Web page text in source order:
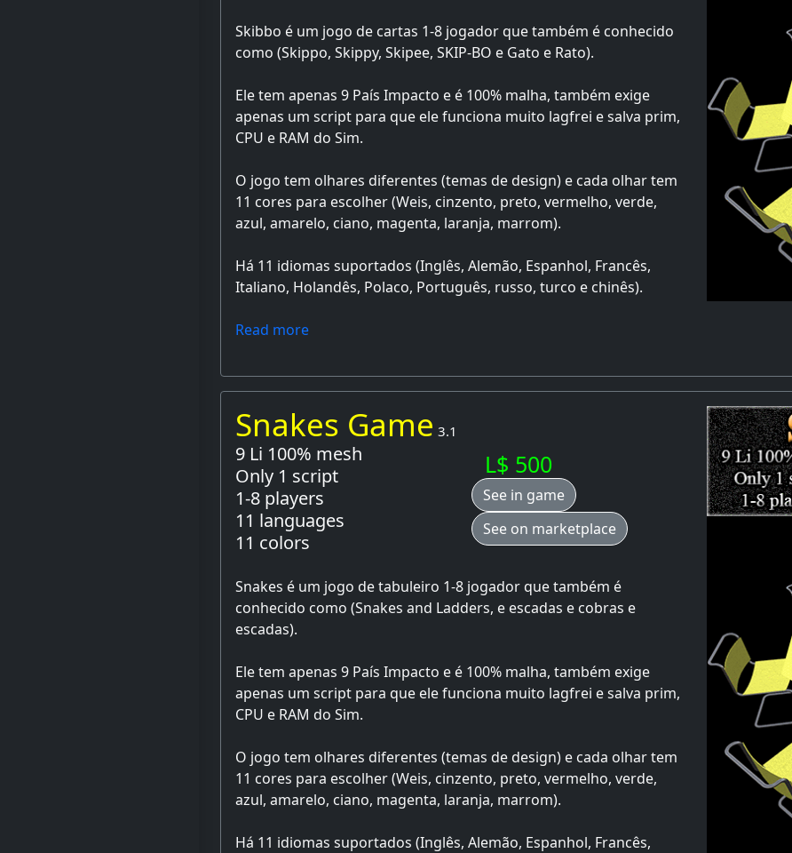
Skibbo é um jogo de cartas 1-8 jogador que também é conhecido
como (Skippo, Skippy, Skipee, SKIP-BO e Gato e Rato).
Ele tem apenas 9 País Impacto e é 100% malha, também exige
apenas um script para que ele funciona muito lagfrei e salva prim,
CPU e RAM do Sim.
O jogo tem olhares diferentes (temas de design) e cada olhar tem
11 cores para escolher (Weis, cinzento, preto, vermelho, verde,
azul, amarelo, ciano, magenta, laranja, marrom).
Há 11 idiomas suportados (Inglês, Alemão, Espanhol, Francês,
Italiano, Holandês, Polaco, Português, russo, turco e chinês).
Read more
Snakes Game 3.1
9 Li 100% mesh
Only 1 script
1-8 players
11 languages
11 colors
L$ 500
See in game
See on marketplace
Snakes é um jogo de tabuleiro 1-8 jogador que também é
conhecido como (Snakes and Ladders, e escadas e cobras e
escadas).
Ele tem apenas 9 País Impacto e é 100% malha, também exige
apenas um script para que ele funciona muito lagfrei e salva prim,
CPU e RAM do Sim.
O jogo tem olhares diferentes (temas de design) e cada olhar tem
11 cores para escolher (Weis, cinzento, preto, vermelho, verde,
azul, amarelo, ciano, magenta, laranja, marrom).
Há 11 idiomas suportados (Inglês, Alemão, Espanhol, Francês,